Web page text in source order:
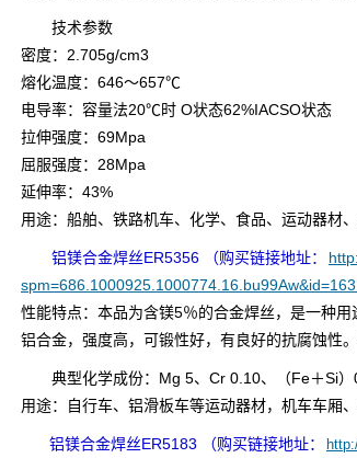
技术参数
密度：2.705g/cm3
熔化温度：646～657℃
电导率：容量法20℃时 O状态62%IACSO状态
拉伸强度：69Mpa
屈服强度：28Mpa
延伸率：43%
用途：船舶、铁路机车、化学、食品、运动器材、
铝镁合金焊丝ER5356 （购买链接地址：
性能特点：本品为含镁5％的合金焊丝，是一种
铝合金，强度高，可锻性好，有良好的抗腐蚀性
典型化学成份：Mg 5、Cr 0.10、（Fe＋Si
用途：自行车、铝滑板车等运动器材，机车车厢
铝镁合金焊丝ER5183 （购买链接地址：